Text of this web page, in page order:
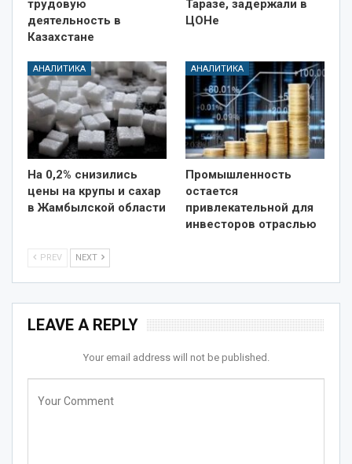
трудовую
деятельность в
Казахстане
Таразе, задержали в
ЦОНе
АНАЛИТИКА
На 0,2% снизились
цены на крупы и сахар
в Жамбылской области
АНАЛИТИКА
Промышленность
остается
привлекательной для
инвесторов отраслью
PREV NEXT
LEAVE A REPLY
Your email address will not be published.